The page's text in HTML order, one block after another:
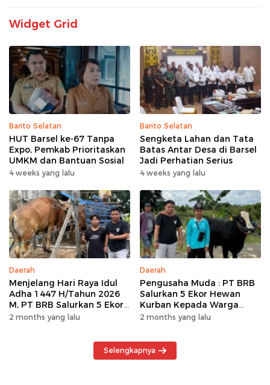
Widget Grid
Barito Selatan
HUT Barsel ke-67 Tanpa
Expo, Pemkab Prioritaskan
UMKM dan Bantuan Sosial
4 weeks yang lalu
Barito Selatan
Sengketa Lahan dan Tata
Batas Antar Desa di Barsel
Jadi Perhatian Serius
4 weeks yang lalu
Daerah
Menjelang Hari Raya Idul
Adha 1447 H/Tahun 2026
M, PT BRB Salurkan 5 Ekor
Hewan Kurban Kepada
2 months yang lalu
Daerah
Pengusaha Muda : PT BRB
Salurkan 5 Ekor Hewan
Kurban Kepada Warga
Khususnya Wilayah
2 months yang lalu
Selengkapnya